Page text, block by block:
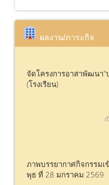
ผลงาน/ภาระกิจ
จัดโครงการอาสาพัฒนา"
(โรงเรียน)
ภาพบรรยากาศกิจกรรมเ
พุธ ที่ 28 มกราคม 2569